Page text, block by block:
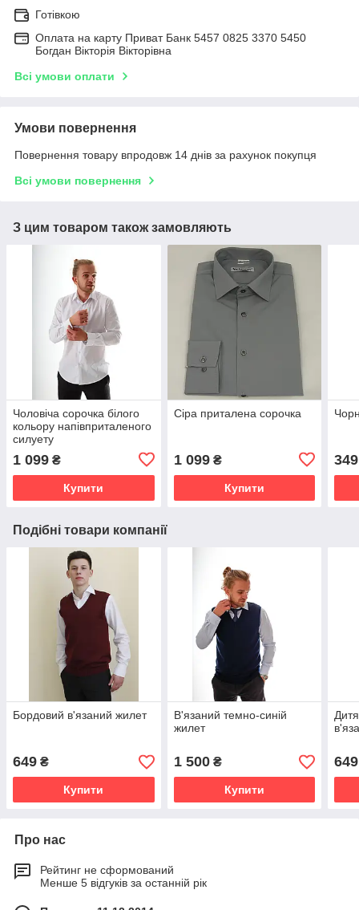
Готівкою
Оплата на карту Приват Банк 5457 0825 3370 5450
Богдан Вікторія Вікторівна
Всі умови оплати
Умови повернення
Повернення товару впродовж 14 днів за рахунок покупця
Всі умови повернення
З цим товаром також замовляють
Чоловіча сорочка білого
кольору напівприталеного
силуету
1 099 ₴
Купити
Сіра приталена сорочка
1 099₴
Купити
349
Подібні товари компанії
Бордовий в'язаний жилет
649 ₴
Купити
В'язаний темно-синій
жилет
1 500₴
Купити
649
Про нас
Рейтинг не сформований
Менше 5 відгуків за останній рік